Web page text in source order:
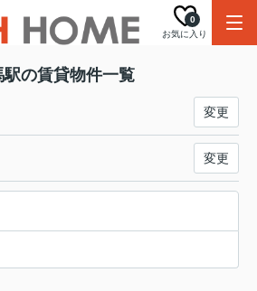
お気に入り
0
の賃貸物件一覧
変更
変更